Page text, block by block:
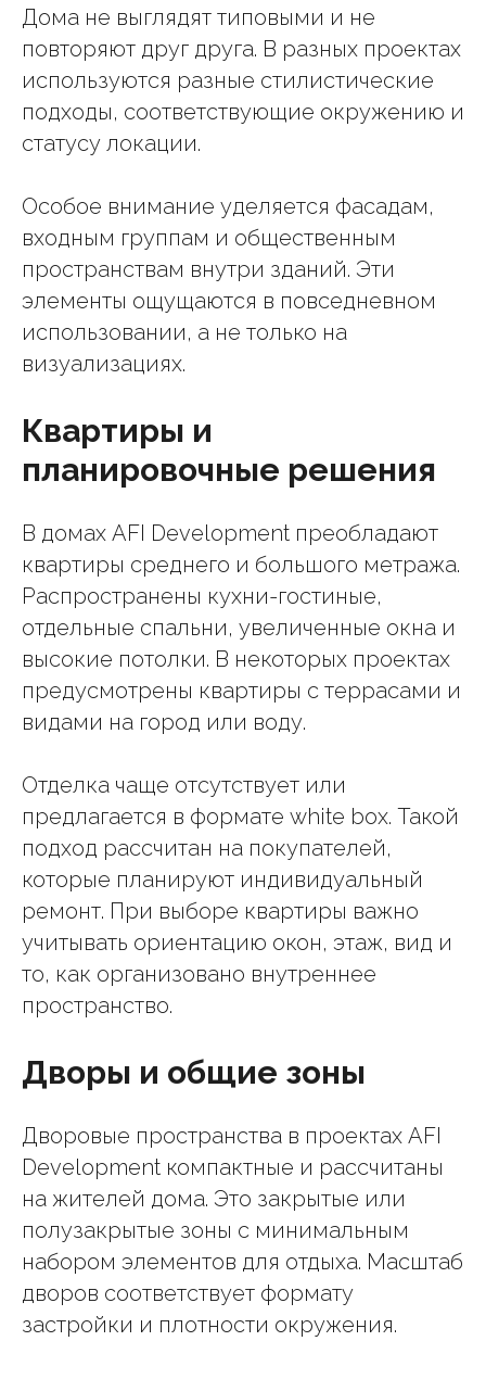
Дома не выглядят типовыми и не
повторяют друг друга. В разных проектах
используются разные стилистические
подходы, соответствующие окружению и
статусу локации.
Особое внимание уделяется фасадам,
входным группам и общественным
пространствам внутри зданий. Эти
элементы ощущаются в повседневном
использовании, а не только на
визуализациях.
Квартиры и
планировочные решения
В домах AFI Development преобладают
квартиры среднего и большого метража.
Распространены кухни-гостиные,
отдельные спальни, увеличенные окна и
высокие потолки. В некоторых проектах
предусмотрены квартиры с террасами и
видами на город или воду.
Отделка чаще отсутствует или
предлагается в формате white box. Такой
подход рассчитан на покупателей,
которые планируют индивидуальный
ремонт. При выборе квартиры важно
учитывать ориентацию окон, этаж, вид и
то, как организовано внутреннее
пространство.
Дворы и общие зоны
Дворовые пространства в проектах AFI
Development компактные и рассчитаны
на жителей дома. Это закрытые или
полузакрытые зоны с минимальным
набором элементов для отдыха. Масштаб
дворов соответствует формату
застройки и плотности окружения.